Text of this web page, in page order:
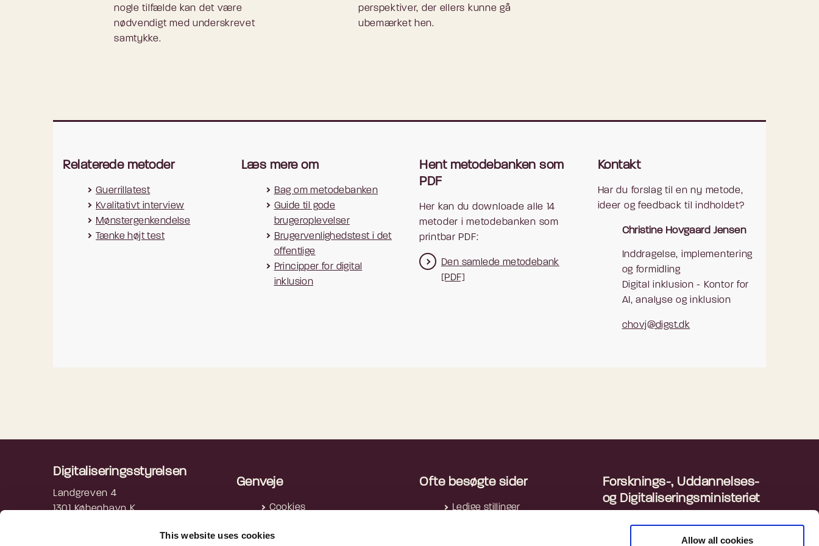
This website uses cookies Allow all cookies
nogle tilfælde kan det være
nødvendigt med underskrevet
samtykke.
perspektiver, der ellers kunne gå
ubemærket hen.
Relaterede metoder
Guerrillatest
Kvalitativt interview
Mønstergenkendelse
Tænke højt test
Læs mere om
Bag om metodebanken
Guide til gode
brugeroplevelser
Brugervenlighedstest i det
offentlige
Principper for digital
inklusion
Hent metodebanken som
PDF
Her kan du downloade alle 14
metoder i metodebanken som
printbar PDF:
Den samlede metodebank
[PDF]
Kontakt
Har du forslag til en ny metode,
ideer og feedback til indholdet?
Christine Hovgaard Jensen
Inddragelse, implementering
og formidling
Digital inklusion - Kontor for
AI, analyse og inklusion
chovj@digst.dk
Digitaliseringsstyrelsen
Landgreven 4
1301 København K
Genveje
Cookies
Tilgængelighedserklæring
Ofte besøgte sider
Ledige stillinger
Forsknings-, Uddannelses-
og Digitaliseringsministeriet
Departementet
Danmarks Statistik